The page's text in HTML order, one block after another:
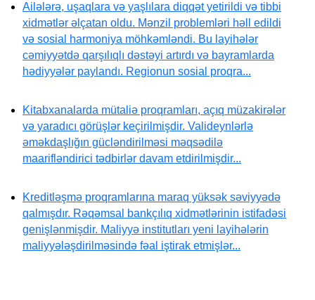
Ailələrə, uşaqlara və yaşlılara diqqət yetirildi və tibbi
xidmətlər əlçatan oldu. Mənzil problemləri həll edildi
və sosial harmoniya möhkəmləndi. Bu layihələr
cəmiyyətdə qarşılıqlı dəstəyi artırdı və bayramlarda
hədiyyələr paylandı. Regionun sosial proqra...
Kitabxanalarda mütaliə proqramları, açıq müzakirələr
və yaradıcı görüşlər keçirilmişdir. Valideynlərlə
əməkdaşlığın gücləndirilməsi məqsədilə
maarifləndirici tədbirlər davam etdirilmişdir...
Kreditləşmə proqramlarına maraq yüksək səviyyədə
qalmışdır. Rəqəmsal bankçılıq xidmətlərinin istifadəsi
genişlənmişdir. Maliyyə institutları yeni layihələrin
maliyyələşdirilməsində fəal iştirak etmişlər...